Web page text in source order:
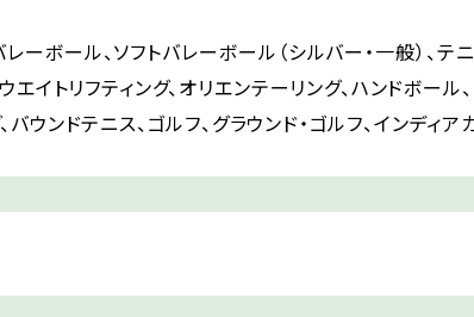
ーボール、ソフトバレーボール（シルバー・一般）、テ
エイトリフティング、オリエンテーリング、ハンドボー
バウンドテニス、ゴルフ、グラウンド・ゴルフ、インディア